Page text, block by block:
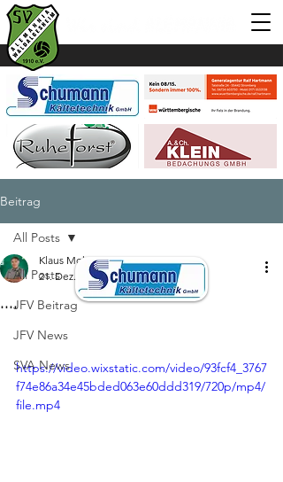
Beitrag
All Posts
JFV Beitrag
JFV News
SVA News
All Posts
....
Klaus Mohr
21. Dez. 2023 1 Min. Lesezeit
https://video.wixstatic.com/video/93fcf4_3767
f74e86a34e45bded063e60ddd319/720p/mp4/
file.mp4